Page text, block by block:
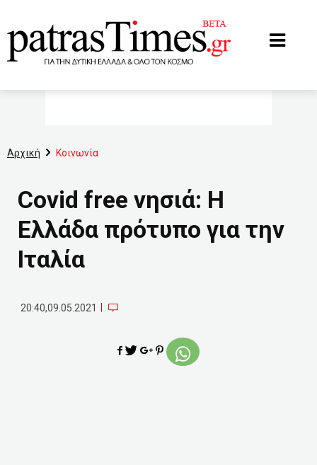
Αρχική Κοινωνία
Covid free νησιά: Η
Ελλάδα πρότυπο για την
Ιταλία
20:40,09.05.2021